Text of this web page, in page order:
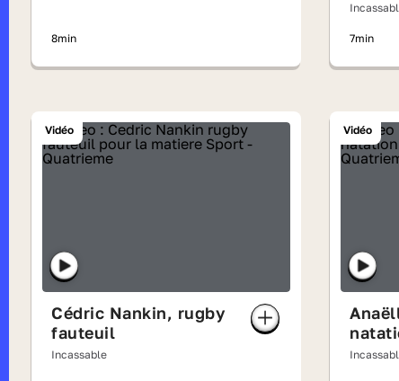
8min 7min
Vidéo
Cédric Nankin, rugby
fauteuil
Incassable
Vidéo